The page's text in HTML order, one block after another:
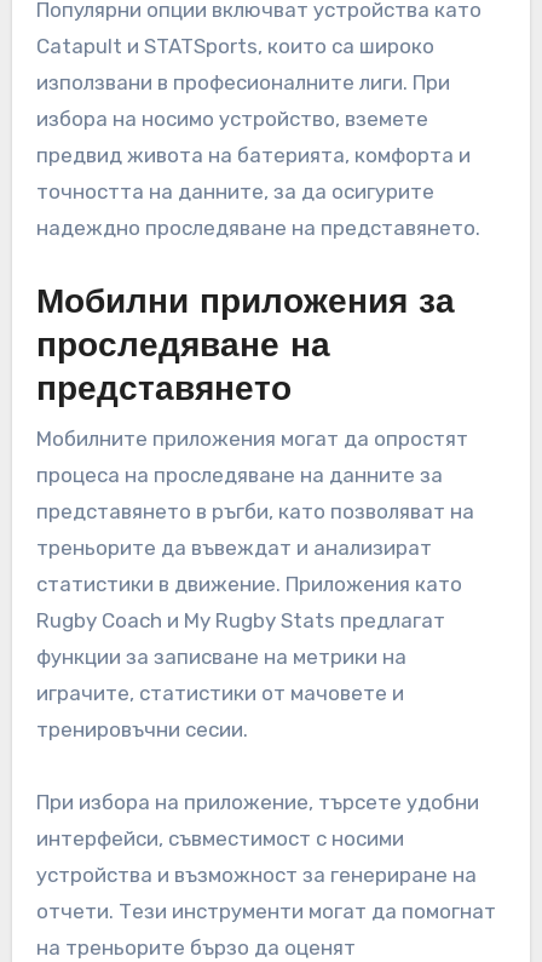
Популярни опции включват устройства като
Catapult и STATSports, които са широко
използвани в професионалните лиги. При
избора на носимо устройство, вземете
предвид живота на батерията, комфорта и
точността на данните, за да осигурите
надеждно проследяване на представянето.
Мобилни приложения за
проследяване на
представянето
Мобилните приложения могат да опростят
процеса на проследяване на данните за
представянето в ръгби, като позволяват на
треньорите да въвеждат и анализират
статистики в движение. Приложения като
Rugby Coach и My Rugby Stats предлагат
функции за записване на метрики на
играчите, статистики от мачовете и
тренировъчни сесии.
При избора на приложение, търсете удобни
интерфейси, съвместимост с носими
устройства и възможност за генериране на
отчети. Тези инструменти могат да помогнат
на треньорите бързо да оценят